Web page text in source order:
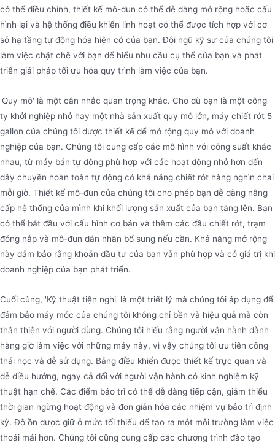
có thể điều chỉnh, thiết kế mô-đun có thể dễ dàng mở rộng hoặc cấu
hình lại và hệ thống điều khiển linh hoạt có thể được tích hợp với cơ
sở hạ tầng tự động hóa hiện có của bạn. Đội ngũ kỹ sư của chúng tôi
làm việc chặt chẽ với bạn để hiểu nhu cầu cụ thể của bạn và phát
triển giải pháp tối ưu hóa quy trình làm việc của bạn.
'Quy mô' là một cân nhắc quan trọng khác. Cho dù bạn là một công
ty khởi nghiệp nhỏ hay một nhà sản xuất quy mô lớn, máy chiết rót 5
gallon của chúng tôi được thiết kế để mở rộng quy mô với doanh
nghiệp của bạn. Chúng tôi cung cấp các mô hình với công suất khác
nhau, từ máy bán tự động phù hợp với các hoạt động nhỏ hơn đến
dây chuyền hoàn toàn tự động có khả năng chiết rót hàng nghìn chai
mỗi giờ. Thiết kế mô-đun của chúng tôi cho phép bạn dễ dàng nâng
cấp hệ thống của mình khi khối lượng sản xuất của bạn tăng lên. Bạn
có thể bắt đầu với cấu hình cơ bản và thêm các đầu chiết rót, trạm
đóng nắp và mô-đun dán nhãn bổ sung nếu cần. Khả năng mở rộng
này đảm bảo rằng khoản đầu tư của bạn vẫn phù hợp và có giá trị khi
doanh nghiệp của bạn phát triển.
Cuối cùng, 'Kỹ thuật tiện nghi' là một triết lý mà chúng tôi áp dụng để
đảm bảo máy móc của chúng tôi không chỉ bền và hiệu quả mà còn
thân thiện với người dùng. Chúng tôi hiểu rằng người vận hành dành
hàng giờ làm việc với những máy này, vì vậy chúng tôi ưu tiên công
thái học và dễ sử dụng. Bảng điều khiển được thiết kế trực quan và
dễ điều hướng, ngay cả đối với người vận hành có kinh nghiệm kỹ
thuật hạn chế. Các điểm bảo trì có thể dễ dàng tiếp cận, giảm thiểu
thời gian ngừng hoạt động và đơn giản hóa các nhiệm vụ bảo trì định
kỳ. Độ ồn được giữ ở mức tối thiểu để tạo ra một môi trường làm việc
thoải mái hơn. Chúng tôi cũng cung cấp các chương trình đào tạo